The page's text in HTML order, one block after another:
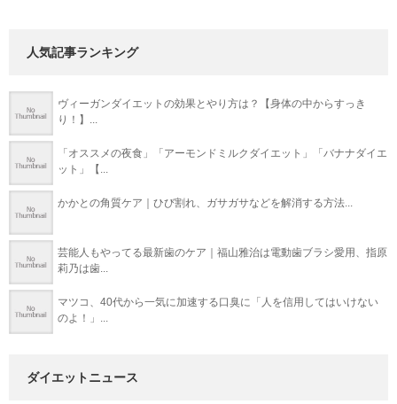
人気記事ランキング
ヴィーガンダイエットの効果とやり方は？【身体の中からすっき
り！】...
「オススメの夜食」「アーモンドミルクダイエット」「バナナダイエ
ット」【...
かかとの角質ケア｜ひび割れ、ガサガサなどを解消する方法...
芸能人もやってる最新歯のケア｜福山雅治は電動歯ブラシ愛用、指原
莉乃は歯...
マツコ、40代から一気に加速する口臭に「人を信用してはいけない
のよ！」...
ダイエットニュース